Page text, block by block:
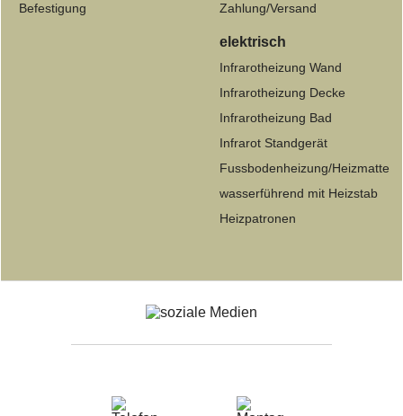
Zahlung/Versand
Befestigung
elektrisch
Infrarotheizung Wand
Infrarotheizung Decke
Infrarotheizung Bad
Infrarot Standgerät
Fussbodenheizung/Heizmatte
wasserführend mit Heizstab
Heizpatronen